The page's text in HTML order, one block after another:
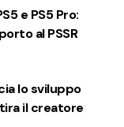
e PS5 Pro:
al PSSR
lo sviluppo
il creatore